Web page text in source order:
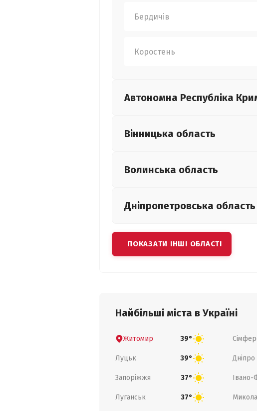
Бердичів
Коростень
Автономна Республіка
Вінницька область
Волинська область
Дніпропетровська область
ПОКАЗАТИ ІНШІ ОБЛАСТІ
Найбільші міста в Україні
Житомир 39°
Луцьк 39° Дніпро
Запоріжжя 37° Івано-
Луганськ 37°